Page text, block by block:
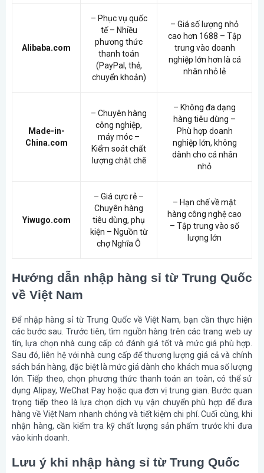
Alibaba.com
– Phục vụ quốc
tế – Nhiều
phương thức
thanh toán
(PayPal, thẻ,
chuyển khoản)
– Giá số lượng nhỏ
cao hơn 1688 – Tập
trung vào doanh
nghiệp lớn hơn là cá
nhân nhỏ lẻ
Made-in-
China.com
– Chuyên hàng
công nghiệp,
máy móc –
Kiểm soát chất
lượng chặt chẽ
– Không đa dạng
hàng tiêu dùng –
Phù hợp doanh
nghiệp lớn, không
dành cho cá nhân
nhỏ
Yiwugo.com
– Giá cực rẻ –
Chuyên hàng
tiêu dùng, phụ
kiện – Nguồn từ
chợ Nghĩa Ô
– Hạn chế về mặt
hàng công nghệ cao
– Tập trung vào số
lượng lớn
Hướng dẫn nhập hàng sỉ từ Trung Quốc
về Việt Nam
Để nhập hàng sỉ từ Trung Quốc về Việt Nam, bạn cần thực hiện
các bước sau. Trước tiên, tìm nguồn hàng trên các trang web uy
tín, lựa chọn nhà cung cấp có đánh giá tốt và mức giá phù hợp.
Sau đó, liên hệ với nhà cung cấp để thương lượng giá cả và chính
sách bán hàng, đặc biệt là mức giá dành cho khách mua số lượng
lớn. Tiếp theo, chọn phương thức thanh toán an toàn, có thể sử
dụng Alipay, WeChat Pay hoặc qua đơn vị trung gian. Bước quan
trọng tiếp theo là lựa chọn dịch vụ vận chuyển phù hợp để đưa
hàng về Việt Nam nhanh chóng và tiết kiệm chi phí. Cuối cùng, khi
nhận hàng, cần kiểm tra kỹ chất lượng sản phẩm trước khi đưa
vào kinh doanh.
Lưu ý khi nhập hàng sỉ từ Trung Quốc